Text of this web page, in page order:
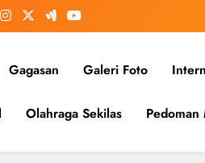
Gagasan Galeri Foto
Olahraga Sekilas